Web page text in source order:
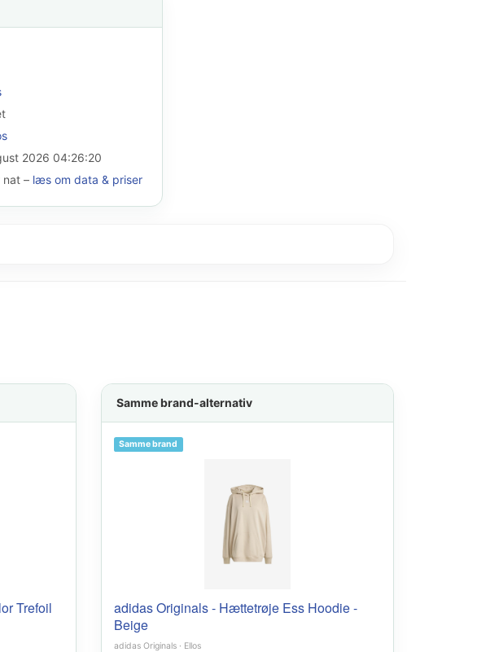
2026 04:26:20
– læs om data & priser
Trefoil
Samme brand-alternativ
Samme brand
adidas Originals - Hættetrøje Ess Hoodie -
Beige
adidas Originals · Ellos